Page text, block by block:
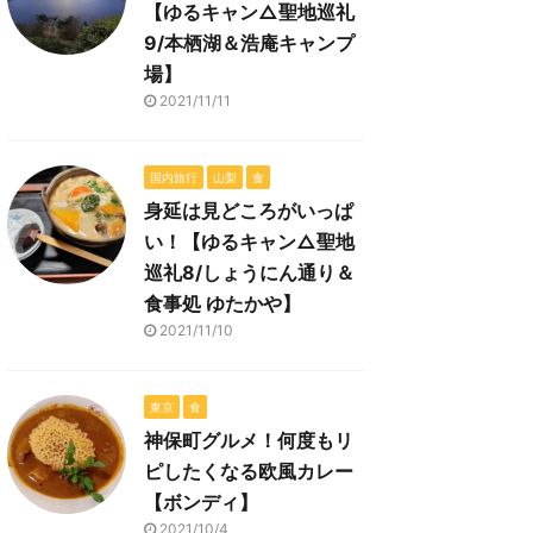
【ゆるキャン△聖地巡礼
9/本栖湖＆浩庵キャンプ
場】
2021/11/11
国内旅行 山梨 食
身延は見どころがいっぱ
い！【ゆるキャン△聖地
巡礼8/しょうにん通り＆
食事処 ゆたかや】
2021/11/10
東京 食
神保町グルメ！何度もリ
ピしたくなる欧風カレー
【ボンディ】
2021/10/4